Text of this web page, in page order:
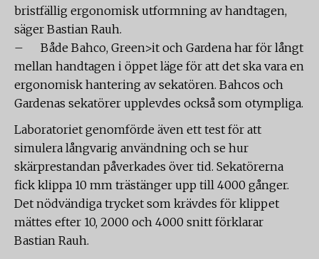
bristfällig ergonomisk utformning av handtagen,
säger Bastian Rauh.
– Både Bahco, Green>it och Gardena har för långt
mellan handtagen i öppet läge för att det ska vara en
ergonomisk hantering av sekatören. Bahcos och
Gardenas sekatörer upplevdes också som otympliga.
Laboratoriet genomförde även ett test för att
simulera långvarig användning och se hur
skärprestandan påverkades över tid. Sekatörerna
fick klippa 10 mm trästänger upp till 4000 gånger.
Det nödvändiga trycket som krävdes för klippet
mättes efter 10, 2000 och 4000 snitt förklarar
Bastian Rauh.